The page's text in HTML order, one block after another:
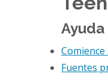
Fuentes